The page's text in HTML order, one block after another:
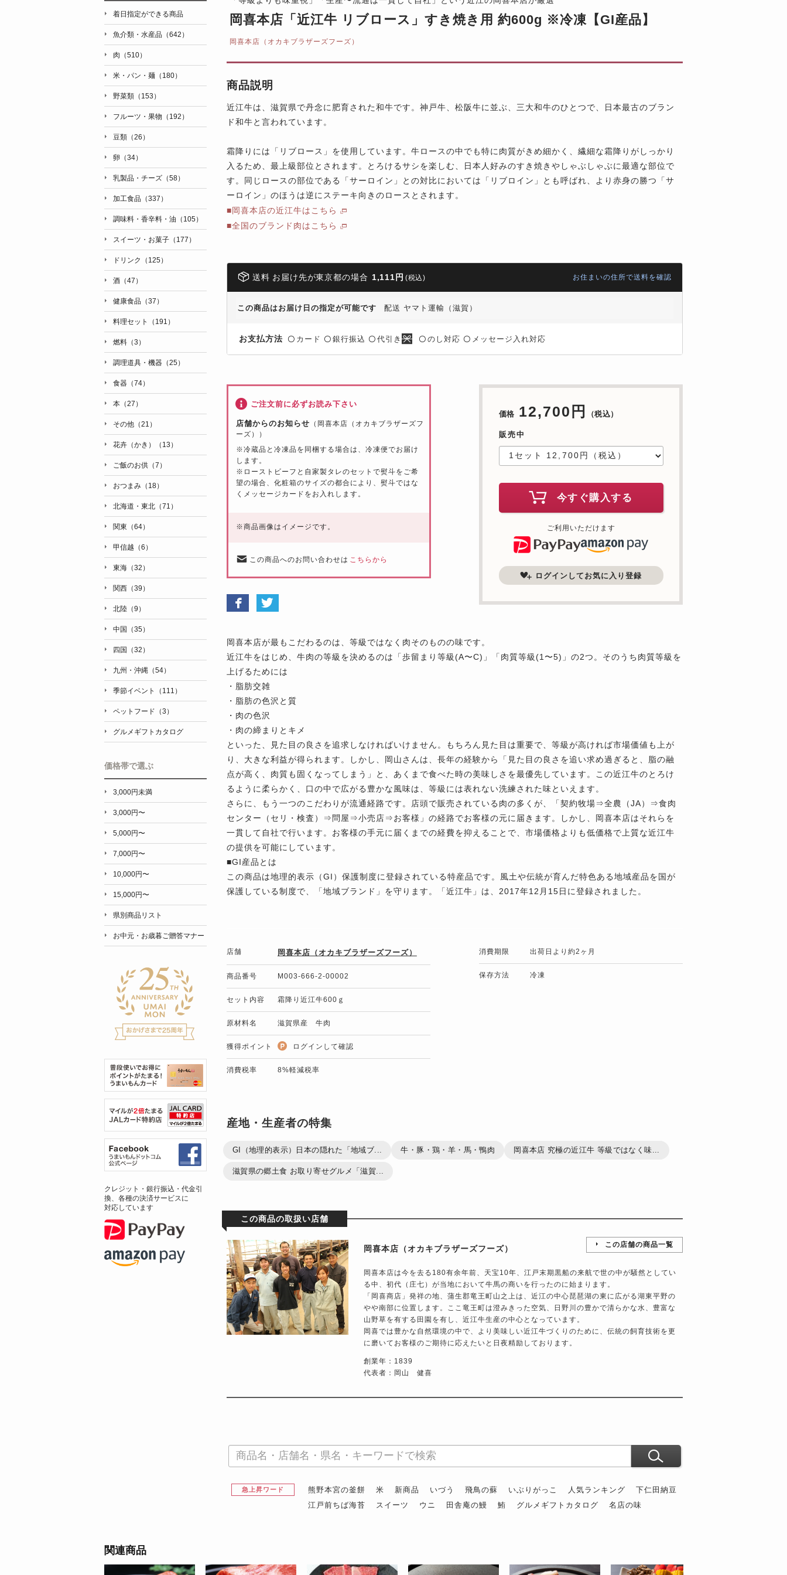
岡喜本店「近江牛 リブロース」すき焼き用 約600g ※冷凍【GI産品】
岡喜本店（オカキブラザーズフーズ）
商品説明
近江牛は、滋賀県で丹念に肥育された和牛です。神戸牛、松阪牛に並ぶ、三大和牛のひとつで、日本最古のブラン
ド和牛と言われています。
霜降りには「リブロース」を使用しています。牛ロースの中でも特に肉質がきめ細かく、繊細な霜降りがしっかり
入るため、最上級部位とされます。とろけるサシを楽しむ、日本人好みのすき焼きやしゃぶしゃぶに最適な部位で
す。同じロースの部位である「サーロイン」との対比においては「リブロイン」とも呼ばれ、より赤身の勝つ「サ
ーロイン」のほうは逆にステーキ向きのロースとされます。
■岡喜本店の近江牛はこちら
■全国のブランド肉はこちら
送料 お届け先が東京都の場合 1,111円 (税込) お住まいの住所で送料を確認
この商品はお届け日の指定が可能です 配送 ヤマト運輸（滋賀）
お支払方法 〇 カード 〇 銀行振込 〇 代引き 〇 のし対応 〇 メッセージ入れ対応
価格 12,700円 （税込）
販売中
今すぐ購入する
ご利用いただけます
ログインしてお気に入り登録
ご注文前に必ずお読み下さい
店舗からのお知らせ （岡喜本店（オカキブラザーズフ
ーズ））
※冷蔵品と冷凍品を同梱する場合は、冷凍便でお届け
します。
※ローストビーフと自家製タレのセットで熨斗をご希
望の場合、化粧箱のサイズの都合により、熨斗ではな
くメッセージカードをお入れします。
※商品画像はイメージです。
この商品へのお問い合わせは こちらから
岡喜本店が最もこだわるのは、等級ではなく肉そのものの味です。
近江牛をはじめ、牛肉の等級を決めるのは「歩留まり等級(A〜C)」「肉質等級(1〜5)」の2つ。そのうち肉質等級を
上げるためには
・脂肪交雑
・脂肪の色沢と質
・肉の色沢
・肉の締まりとキメ
といった、見た目の良さを追求しなければいけません。もちろん見た目は重要で、等級が高ければ市場価値も上が
り、大きな利益が得られます。しかし、岡山さんは、長年の経験から「見た目の良さを追い求め過ぎると、脂の融
点が高く、肉質も固くなってしまう」と、あくまで食べた時の美味しさを最優先しています。この近江牛のとろけ
るように柔らかく、口の中で広がる豊かな風味は、等級には表れない洗練された味といえます。
さらに、もう一つのこだわりが流通経路です。店頭で販売されている肉の多くが、「契約牧場⇒全農（JA）⇒食肉
センター（セリ・検査）⇒問屋⇒小売店⇒お客様」の経路でお客様の元に届きます。しかし、岡喜本店はそれらを
一貫して自社で行います。お客様の手元に届くまでの経費を抑えることで、市場価格よりも低価格で上質な近江牛
の提供を可能にしています。
■GI産品とは
この商品は地理的表示（GI）保護制度に登録されている特産品です。風土や伝統が育んだ特色ある地域産品を国が
保護している制度で、「地域ブランド」を守ります。「近江牛」は、2017年12月15日に登録されました。
店舗 岡喜本店（オカキブラザーズフーズ）
商品番号 M003-666-2-00002
セット内容 霜降り近江牛600ｇ
原材料名 滋賀県産 牛肉
獲得ポイント ログインして確認
消費税率 8%軽減税率
消費期限 出荷日より約2ヶ月
保存方法 冷凍
産地・生産者の特集
GI（地理的表示）日本の隠れた「地域ブ... 牛・豚・鶏・羊・馬・鴨肉 岡喜本店 究極の近江牛 等級ではなく味...
滋賀県の郷土食 お取り寄せグルメ「滋賀...
この商品の取扱い店舗
岡喜本店（オカキブラザーズフーズ） この店舗の商品一覧
岡喜本店は今を去る180有余年前、天宝10年、江戸末期黒船の来航で世の中が騒然としてい
る中、初代（庄七）が当地において牛馬の商いを行ったのに始まります。
「岡喜商店」発祥の地、蒲生郡竜王町山之上は、近江の中心琵琶湖の東に広がる湖東平野の
やや南部に位置します。ここ竜王町は澄みきった空気、日野川の豊かで清らかな水、豊富な
山野草を有する田園を有し、近江牛生産の中心となっています。
岡喜では豊かな自然環境の中で、より美味しい近江牛づくりのために、伝統の飼育技術を更
に磨いてお客様のご期待に応えたいと日夜精励しております。
創業年：1839
代表者：岡山 健喜
急上昇ワード 熊野本宮の釜餅 米 新商品 いづう 飛鳥の蘇 いぶりがっこ 人気ランキング
下仁田納豆
江戸前ちば海苔
スイーツ ウニ 田舎庵の鰻 鮪 グルメギフトカタログ 名店の味
着日指定ができる商品
魚介類・水産品（642）
肉（510）
米・パン・麺（180）
野菜類（153）
フルーツ・果物（192）
豆類（26）
卵（34）
乳製品・チーズ（58）
加工食品（337）
調味料・香辛料・油（105）
スイーツ・お菓子（177）
ドリンク（125）
酒（47）
健康食品（37）
料理セット（191）
燃料（3）
調理道具・機器（25）
食器（74）
本（27）
その他（21）
花卉（かき）（13）
ご飯のお供（7）
おつまみ（18）
北海道・東北（71）
関東（64）
甲信越（6）
東海（32）
関西（39）
北陸（9）
中国（35）
四国（32）
九州・沖縄（54）
季節イベント（111）
ペットフード（3）
グルメギフトカタログ
価格帯で選ぶ
3,000円未満
3,000円〜
5,000円〜
7,000円〜
10,000円〜
15,000円〜
県別商品リスト
お中元・お歳暮ご贈答マナー
クレジット・銀行振込・代金引
換、各種の決済サービスに
対応しています
関連商品